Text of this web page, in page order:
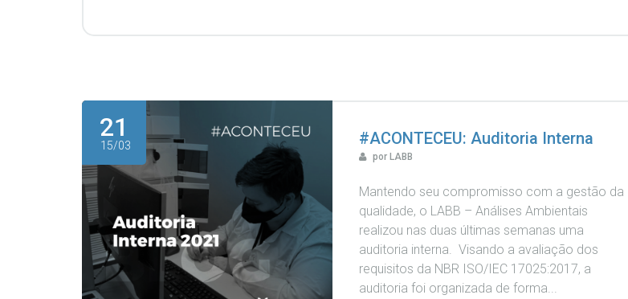
21
15/03 #ACONTECEU: Auditoria Interna
por LABB
Mantendo seu compromisso com a gestão da
qualidade, o LABB – Análises Ambientais
realizou nas duas últimas semanas uma
auditoria interna. Visando a avaliação dos
requisitos da NBR ISO/IEC 17025:2017, a
auditoria foi organizada de forma...